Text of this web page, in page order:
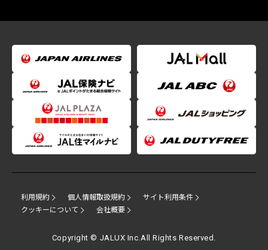
利用規約 個人情報取扱規約
サイト利用条件
クッキーについて
会社概要
Copyright © JALUX Inc.All Rights Reserved.